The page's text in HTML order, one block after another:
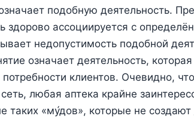
подобную деятельность.
здорово ассоциируется с
недопустимость подобной
означает деятельность,
клиентов. Очевидно,
любая аптека крайне
таких «му́дов», которые не